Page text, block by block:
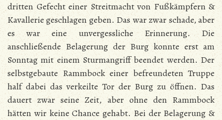
dritten Gefecht einer Streitmacht von Fußkämpfern &
Kavallerie geschlagen geben. Das war zwar schade, aber
es war eine unvergessliche Erinnerung. Die
anschließende Belagerung der Burg konnte erst am
Sonntag mit einem Sturmangriff beendet werden. Der
selbstgebaute Rammbock einer befreundeten Truppe
half dabei das verkeilte Tor der Burg zu öffnen. Das
dauert zwar seine Zeit, aber ohne den Rammbock
hätten wir keine Chance gehabt. Bei der Belagerung &